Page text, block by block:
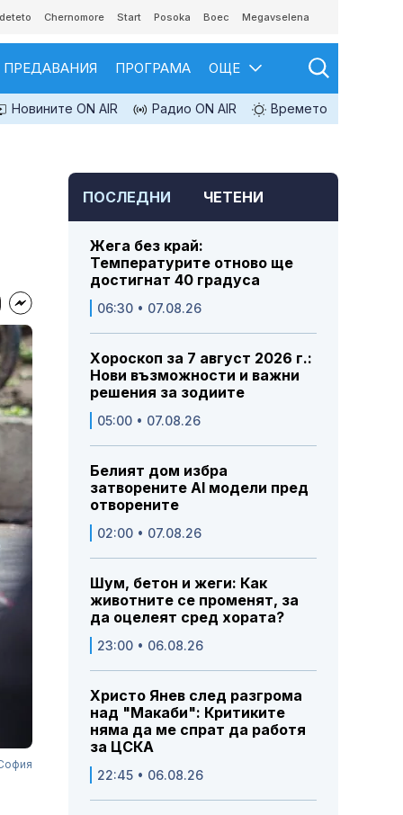
Chernomore Start Posoka Boec Megavselena
ПРЕДАВАНИЯ ПРОГРАМА ОЩЕ
Новините ON AIR Радио ON AIR Времето
ПОСЛЕДНИ ЧЕТЕНИ
Жега без край:
Температурите отново ще
достигнат 40 градуса
06:30 • 07.08.26
Хороскоп за 7 август 2026 г.:
Нови възможности и важни
решения за зодиите
05:00 • 07.08.26
Белият дом избра
затворените AI модели пред
отворените
02:00 • 07.08.26
Шум, бетон и жеги: Как
животните се променят, за
да оцелеят сред хората?
23:00 • 06.08.26
Христо Янев след разгрома
над "Макаби": Критиките
няма да ме спрат да работя
за ЦСКА
22:45 • 06.08.26